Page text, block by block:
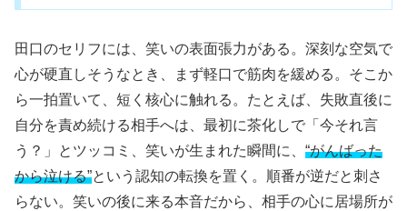
田口のセリフには、笑いの表面張力がある。深刻な空気で
心が硬直しそうなとき、まず軽口で筋肉を緩める。そこか
ら一拍置いて、短く核心に触れる。たとえば、失敗直後に
自分を責め続ける相手へは、最初に茶化しで「今それ言
う？」とツッコミ、笑いが生まれた瞬間に、 “がんばった
から泣ける”という認知の転換を置く。順番が逆だと刺さ
らない。笑いの後に来る本音だから、相手の心に居場所が